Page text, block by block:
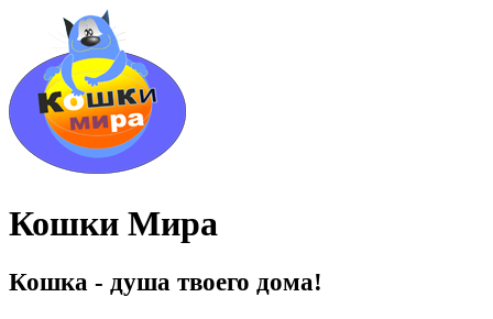
Кошки Мира
Кошка - душа твоего дома!